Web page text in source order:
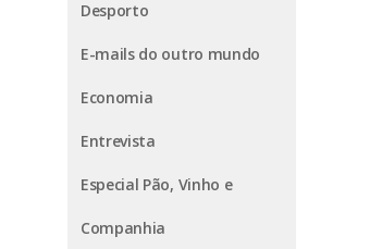
Desporto
E-mails do outro mundo
Economia
Entrevista
Especial Pão, Vinho e
Companhia